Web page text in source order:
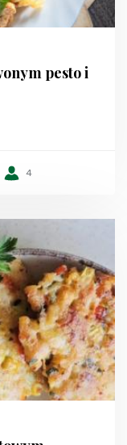
pesto i
4